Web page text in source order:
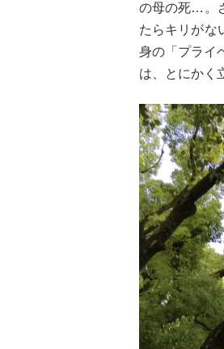
の母の死…。
たらキリがな
身の「プライ
は、とにかく